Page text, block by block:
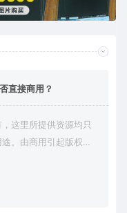
直接商用？
这里所提供资源均只
。由商用引起版权纠